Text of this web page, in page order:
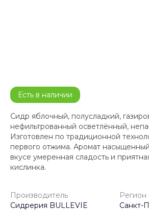
Есть в наличии
Сидр яблочный, полусладкий,
нефильтрованный осветлённый,
Изготовлен по традиционной
первого отжима. Аромат
вкусе умеренная сладость и
кислинка.
Производитель
Сидрерия BULLEVIE
Регион
Санкт-